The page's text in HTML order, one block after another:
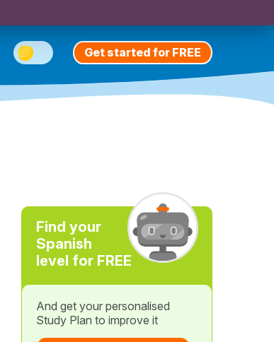
Get started for FREE
Find your
Spanish
level for FREE
And get your personalised
Study Plan to improve it